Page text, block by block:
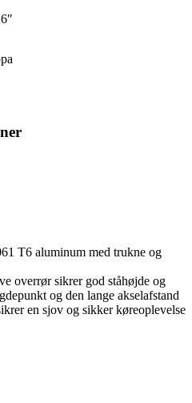
T6 aluminum med trukne og
overrør sikrer god ståhøjde og
og den lange akselafstand
en sjov og sikker køreoplevelse